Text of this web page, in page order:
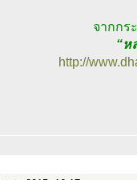
จากกร
“ห
http://